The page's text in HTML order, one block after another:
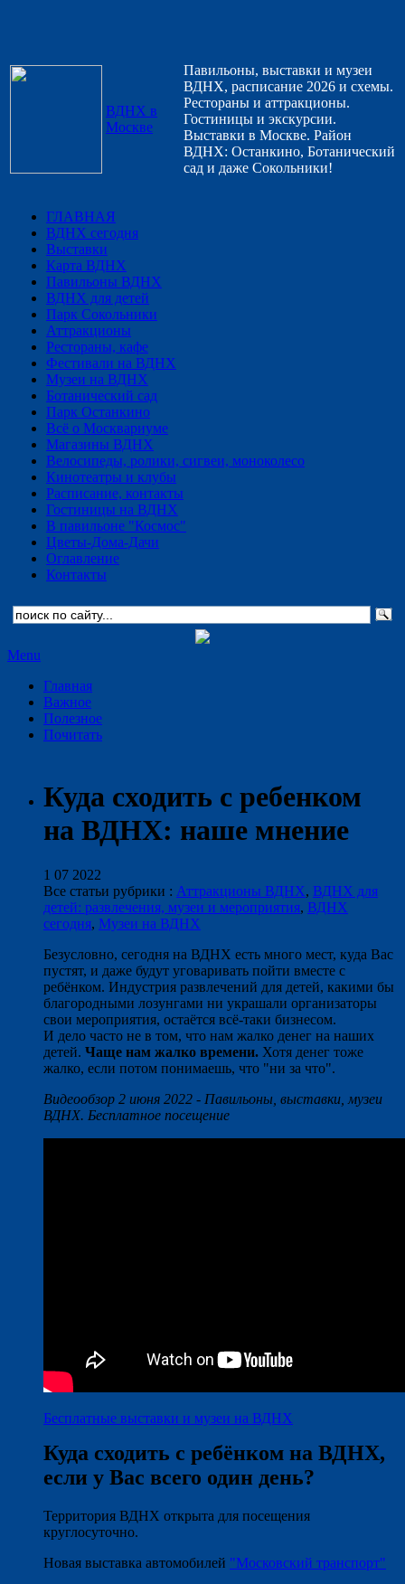
ВДНХ в
Москве
Павильоны, выставки и музеи
ВДНХ, расписание 2026 и схемы.
Рестораны и аттракционы.
Гостиницы и экскурсии.
Выставки в Москве. Район
ВДНХ: Останкино, Ботанический
сад и даже Сокольники!
ГЛАВНАЯ
ВДНХ сегодня
Выставки
Карта ВДНХ
Павильоны ВДНХ
ВДНХ для детей
Парк Сокольники
Аттракционы
Рестораны, кафе
Фестивали на ВДНХ
Музеи на ВДНХ
Ботанический сад
Парк Останкино
Всё о Москвариуме
Магазины ВДНХ
Велосипеды, ролики, сигвеи, моноколесо
Кинотеатры и клубы
Расписание, контакты
Гостиницы на ВДНХ
В павильоне "Космос"
Цветы-Дома-Дачи
Оглавление
Контакты
Menu
Главная
Важное
Полезное
Почитать
Куда сходить с ребенком
на ВДНХ: наше мнение
1 07 2022
Все статьи рубрики : Аттракционы ВДНХ, ВДНХ для
детей: развлечения, музеи и мероприятия, ВДНХ
сегодня, Музеи на ВДНХ
Безусловно, сегодня на ВДНХ есть много мест, куда Вас
пустят, и даже будут уговаривать пойти вместе с
ребёнком. Индустрия развлечений для детей, какими бы
благородными лозунгами ни украшали организаторы
свои мероприятия, остаётся всё-таки бизнесом.
И дело часто не в том, что нам жалко денег на наших
детей. Чаще нам жалко времени. Хотя денег тоже
жалко, если потом понимаешь, что "ни за что".
Видеообзор 2 июня 2022 - Павильоны, выставки, музеи
ВДНХ. Бесплатное посещение
Бесплатные выставки и музеи на ВДНХ
Куда сходить с ребёнком на ВДНХ,
если у Вас всего один день?
Территория ВДНХ открыта для посещения
круглосуточно.
Новая выставка автомобилей "Московский транспорт"